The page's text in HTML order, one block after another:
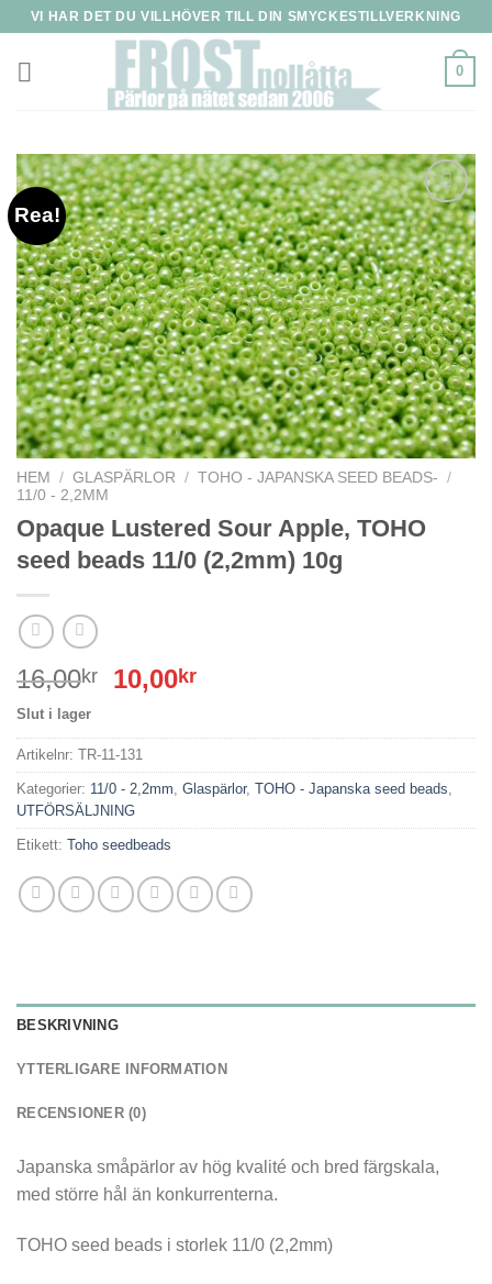
Skip
content
VI HAR DET DU VILLHÖVER TILL DIN SMYCKESTILLVERKNING
0
Rea!
HEM / GLASPÄRLOR / TOHO - JAPANSKA SEED BEADS-
/
11/0 - 2,2MM
Opaque Lustered Sour Apple, TOHO
seed beads 11/0 (2,2mm) 10g
16,00kr
Det
priset
var:
16,00kr.
10,00krDet
priset
10,00kr.
Slut i lager
Artikelnr: TR-11-131
Kategorier: 11/0 - 2,2mm, Glaspärlor, TOHO - Japanska seed beads,
UTFÖRSÄLJNING
Etikett: Toho seedbeads
BESKRIVNING
YTTERLIGARE INFORMATION
RECENSIONER (0)
Japanska småpärlor av hög kvalité och bred färgskala,
med större hål än konkurrenterna.
TOHO seed beads i storlek 11/0 (2,2mm)